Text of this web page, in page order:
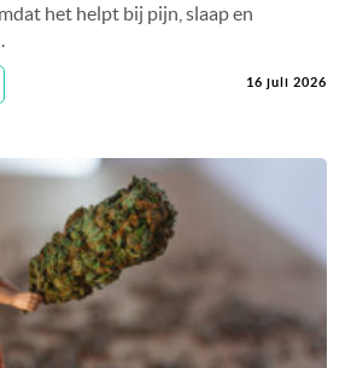
het helpt bij pijn, slaap en
16 juli 2026